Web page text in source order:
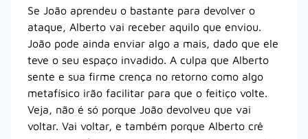
Se João aprendeu o bastante para devolver o
ataque, Alberto vai receber aquilo que enviou.
João pode ainda enviar algo a mais, dado que ele
teve o seu espaço invadido. A culpa que Alberto
sente e sua firme crença no retorno como algo
metafísico irão facilitar para que o feitiço volte.
Veja, não é só porque João devolveu que vai
voltar. Vai voltar, e também porque Alberto crê